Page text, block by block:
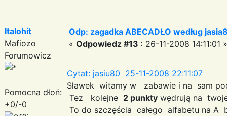
Italohit
Mafiozo
Forumowicz
Pomocna dłoń:
+0/-0
Odp: zagadka ABECADŁO według
« Odpowiedz #13 : 26-11-2008 14:11:01 »
Cytat: jasiu80 25-11-2008 22:11:07
Sławek witamy w zabawie i na sam
Tez kolejne 2 punkty wędrują na
To do szczęścia całego alfabetu na